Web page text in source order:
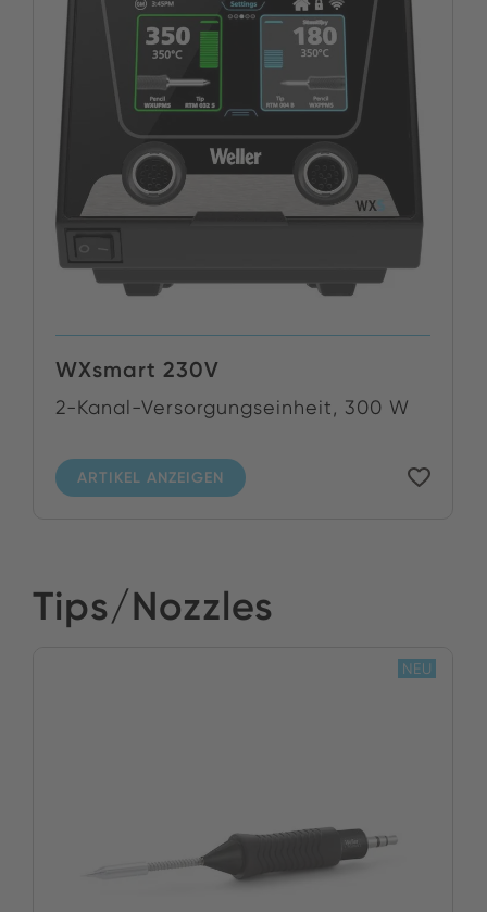
WXsmart 230V
2-Kanal-Versorgungseinheit, 300 W
ARTIKEL ANZEIGEN
Tips/Nozzles
NEU